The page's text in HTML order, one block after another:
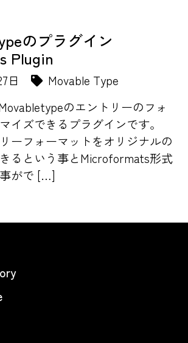
のプラグイン
Plugin
日
Movable Type
のエントリーのフォ
イズできるプラグインです。
ーフォーマットをオリジナルの
るという事とMicroformats形式
がで […]